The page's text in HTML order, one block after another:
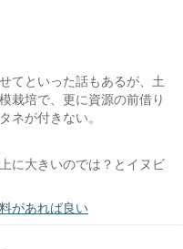
てといった話もあるが、土
栽培で、更に資源の前借り
ネが付きない。
に大きいのでは？とイヌビ
があれば良い